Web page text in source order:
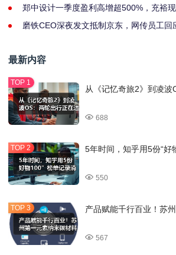
郑中设计一季度盈利高增超500%，充裕现
磨铁CEO深夜发文抵制京东，网传员工回
最新内容
从《记忆奇旅2》到凌波
688
5年时间，知乎用5份“好
550
产品赋能千行百业！苏
567